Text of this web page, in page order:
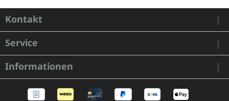
Kontakt
Service
Informationen